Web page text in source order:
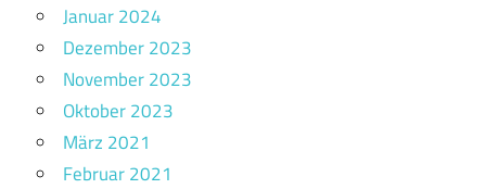
Januar 2024
Dezember 2023
November 2023
Oktober 2023
März 2021
Februar 2021